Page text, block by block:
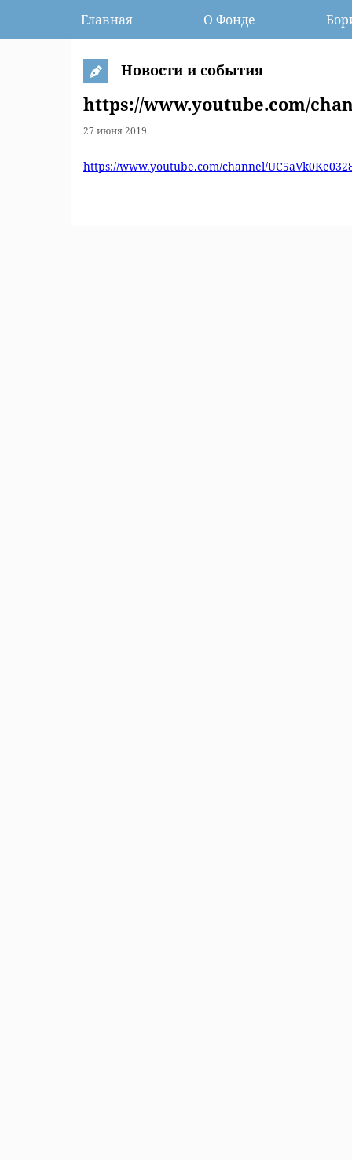
Главная О Фонде
Новости и события
https://www.youtube.com/
27 июня 2019
https://www.youtube.com/channel/